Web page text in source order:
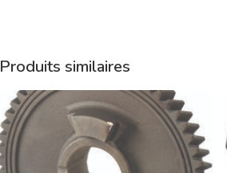
Produits similaires